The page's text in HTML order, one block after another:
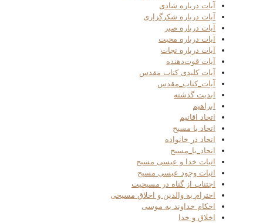
آیات درباره شادی
آیات درباره شکرگزاری
آیات درباره صبر
آیات درباره محبت
آیات درباره نجات
آیات قوت‌دهنده
آیات کلیدی کتاب مقدس
آیات_کتاب_مقدس
ابدیت گذشته
ابراهیم
اتحاد اقانیم
اتحاد با مسیح
اتحاد در خانواده
اتحاد_با_مسیح
اثبات خدا و عیسی مسیح
اثبات وجود عیسی مسیح
اجتناب از گناه در مسیحیت
احترام به والدین و اخلاق مسیحی
احکام خداوند به موسی
اخلاق و خدا